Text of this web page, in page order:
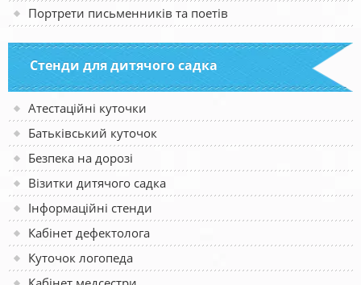
Портрети письменників та поетів
Стенди для дитячого садка
Атестаційні куточки
Батьківський куточок
Безпека на дорозі
Візитки дитячого садка
Інформаційні стенди
Кабінет дефектолога
Куточок логопеда